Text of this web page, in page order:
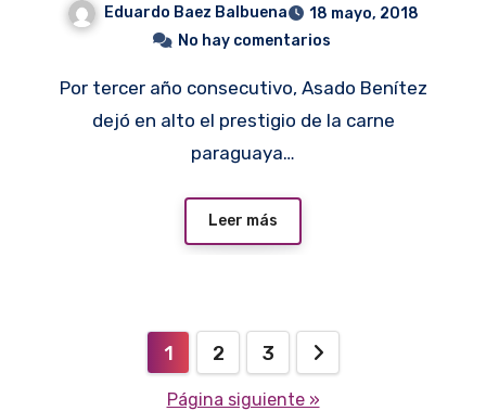
Eduardo Baez Balbuena
18 mayo, 2018
No hay comentarios
Por tercer año consecutivo, Asado Benítez
dejó en alto el prestigio de la carne
paraguaya…
Leer más
Paginación
1 2 3
Página siguiente »